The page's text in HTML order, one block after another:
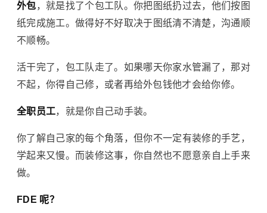
外包，就是找了个包工队。你把图纸扔过去，他们按图
纸完成施工。做得好不好取决于图纸清不清楚，沟通顺
不顺畅。
活干完了，包工队走了。如果哪天你家水管漏了，那对
不起，你得自己修，或者再给外包钱他才会给你修。
全职员工，就是你自己动手装。
你了解自己家的每个角落，但你不一定有装修的手艺，
学起来又慢。而装修这事，你自然也不愿意亲自上手来
做。
FDE 呢？